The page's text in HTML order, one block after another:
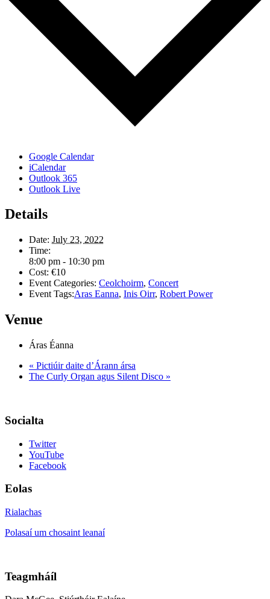
Google Calendar
iCalendar
Outlook 365
Outlook Live
Details
Date: July 23, 2022
Time:
8:00 pm - 10:30 pm
Cost: €10
Event Categories: Ceolchoirm, Concert
Event Tags:Aras Eanna, Inis Oirr, Robert Power
Venue
Áras Éanna
« Pictiúir daite d’Árann ársa
The Curly Organ agus Silent Disco »
Socialta
Twitter
YouTube
Facebook
Eolas
Rialachas
Polasaí um chosaint leanaí
Teagmháíl